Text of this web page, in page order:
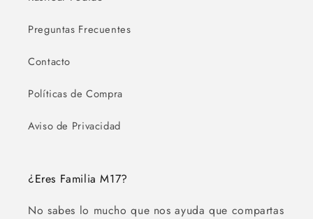
Preguntas Frecuentes
Contacto
Políticas de Compra
Aviso de Privacidad
¿Eres Familia M17?
No sabes lo mucho que nos ayuda que compartas